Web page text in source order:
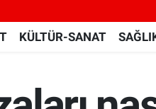
KÜLTÜR-SANAT